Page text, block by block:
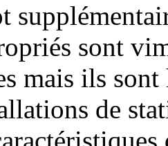
sont
mais ils
de